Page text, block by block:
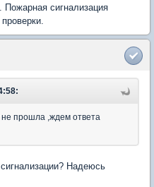
сигнализация
не прошла ,ждем ответа
Надеюсь